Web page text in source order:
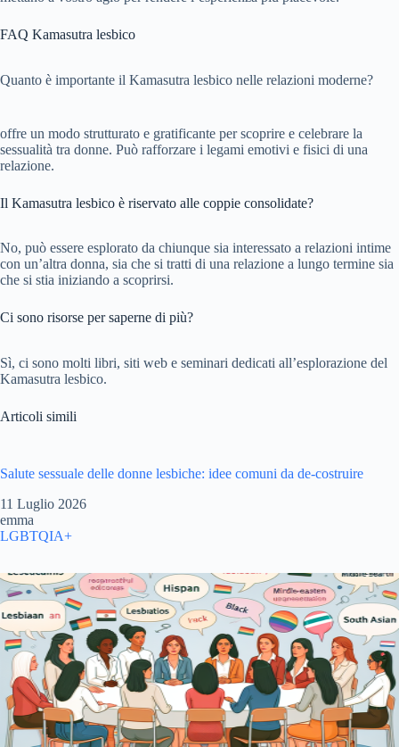
FAQ Kamasutra lesbico
Quanto è importante il Kamasutra lesbico nelle relazioni moderne?
offre un modo strutturato e gratificante per scoprire e celebrare la
sessualità tra donne. Può rafforzare i legami emotivi e fisici di una
relazione.
Il Kamasutra lesbico è riservato alle coppie consolidate?
No, può essere esplorato da chiunque sia interessato a relazioni intime
con un’altra donna, sia che si tratti di una relazione a lungo termine sia
che si stia iniziando a scoprirsi.
Ci sono risorse per saperne di più?
Sì, ci sono molti libri, siti web e seminari dedicati all’esplorazione del
Kamasutra lesbico.
Articoli simili
Salute sessuale delle donne lesbiche: idee comuni da de-costruire
Data
11 Luglio 2026
Autore
emma
In relazione a
LGBTQIA+